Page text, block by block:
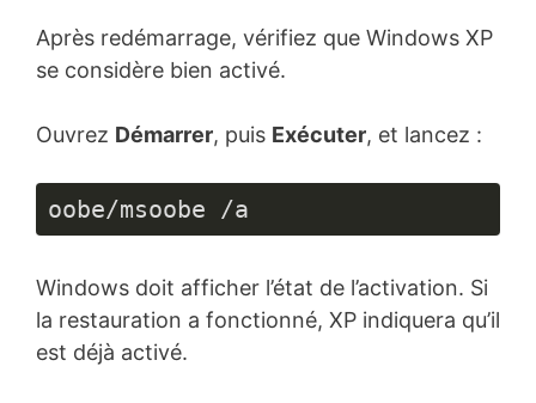
Après redémarrage, vérifiez que Windows XP
se considère bien activé.
Ouvrez Démarrer, puis Exécuter, et lancez :
oobe/msoobe /a
Windows doit afficher l’état de l’activation. Si
la restauration a fonctionné, XP indiquera qu’il
est déjà activé.